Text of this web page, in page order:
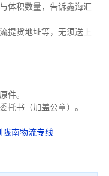
体积数量，告诉鑫海汇
提货地址等，无须送上
件。
托书（加盖公章）。
陇南物流专线